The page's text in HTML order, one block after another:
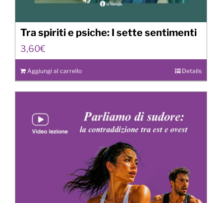
Tra spiriti e psiche: I sette sentimenti
3,60€
Aggiungi al carrello Details